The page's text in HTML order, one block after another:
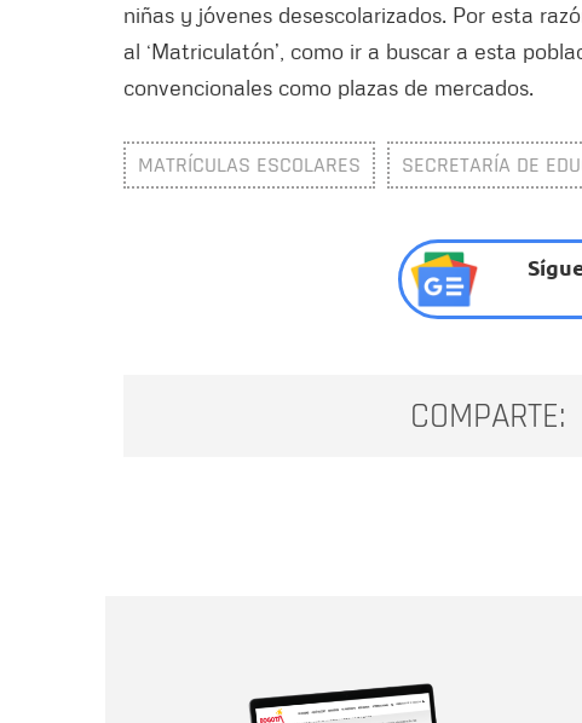
niñas y jóvenes desescolarizados. Por esta
al ‘Matriculatón’, como ir a buscar a esta
convencionales como plazas de mercados.
MATRÍCULAS ESCOLARES SECRETARÍA DE
COMPARTE: